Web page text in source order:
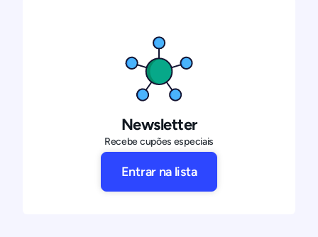
Newsletter
Recebe cupões especiais
Entrar na lista